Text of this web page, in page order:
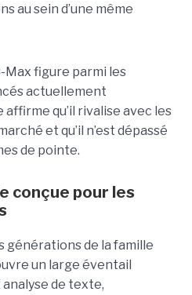
au sein d’une même
Max figure parmi les
actuellement
qu’il rivalise avec les
et qu’il n’est dépassé
de pointe.
conçue pour les
générations de la famille
un large éventail
analyse de texte,